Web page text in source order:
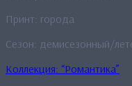
Принт: города
Сезон: демисезонный/
Коллекция: “Романтика”